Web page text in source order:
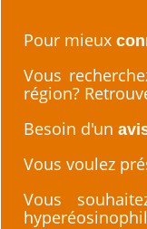
Pour mieux
Vous
région?
Besoin d'un
Vous voulez
Vous